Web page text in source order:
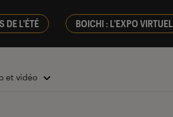
DE L'ÉTÉ BOICHI : L'EXPO
et vidéo